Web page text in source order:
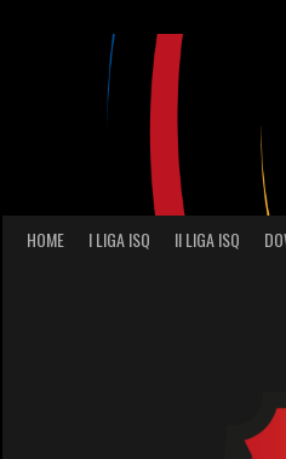
HOME I LIGA ISQ II LIGA ISQ